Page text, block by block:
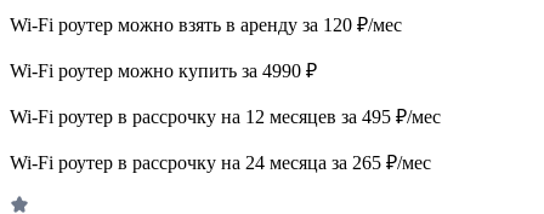
Wi-Fi роутер можно взять в аренду за 120 ₽/мес
Wi-Fi роутер можно купить за 4990 ₽
Wi-Fi роутер в рассрочку на 12 месяцев за 495 ₽/мес
Wi-Fi роутер в рассрочку на 24 месяца за 265 ₽/мес